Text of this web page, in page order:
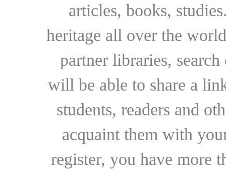
articles, books,
heritage all over the
partner libraries,
will be able to share a
students, readers and
acquaint them with
register, you have more